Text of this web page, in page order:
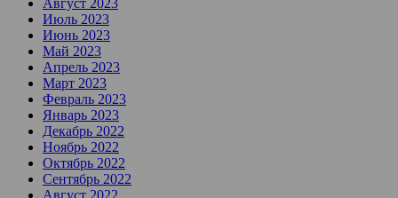
Август 2023
Июль 2023
Июнь 2023
Май 2023
Апрель 2023
Март 2023
Февраль 2023
Январь 2023
Декабрь 2022
Ноябрь 2022
Октябрь 2022
Сентябрь 2022